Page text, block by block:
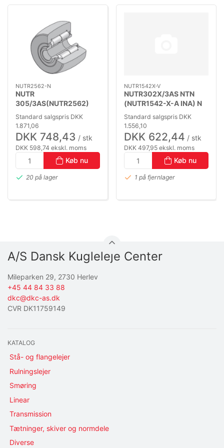
NUTR2562-N
NUTR
305/3AS(NUTR2562)
NTN 25X62X25
Standard salgspris DKK
1.871,06
DKK 748,43 / stk
DKK 598,74 ekskl. moms
Køb nu
20 på lager
NUTR1542X-V
NUTR302X/3AS NTN
(NUTR1542-X-A INA) N
15X42X19
Standard salgspris DKK
1.556,10
DKK 622,44 / stk
DKK 497,95 ekskl. moms
Køb nu
1 på fjernlager
A/S Dansk Kugleleje Center
Mileparken 29, 2730 Herlev
+45 44 84 33 88
dkc@dkc-as.dk
CVR DK11759149
KATALOG
Stå- og flangelejer
Rulningslejer
Smøring
Linear
Transmission
Tætninger, skiver og normdele
Diverse